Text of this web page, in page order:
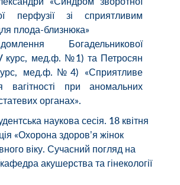
перфузії зі сприятливим
плода-близнюка»
Богадельникової
курс, мед.ф. №1) та Петросян
мед.ф.№4) «Сприятливе
вагітності при аномальних
органах».
наукова сесія. 18 квітня
«Охорона здоровʼя жінок
віку. Сучасний погляд на
акушерства та гінекології